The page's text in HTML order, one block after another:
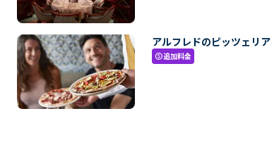
アルフレドのピッツェリア
paid追加料金